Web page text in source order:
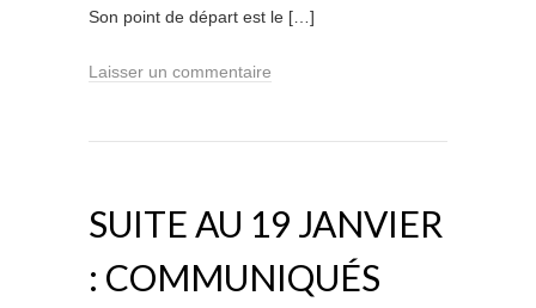
Son point de départ est le […]
Laisser un commentaire
SUITE AU 19 JANVIER
: COMMUNIQUÉS